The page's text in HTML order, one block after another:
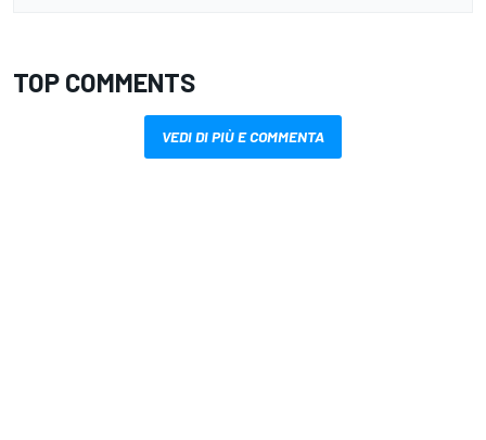
TOP COMMENTS
VEDI DI PIÙ E COMMENTA